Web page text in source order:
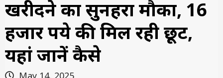
खरीदने का सुनहरा मौका, 16
हजार रुपये की मिल रही छूट,
यहां जानें कैसे
May 14, 2025